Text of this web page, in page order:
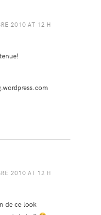
2010 AT 12 H
2010 AT 12 H
de ce look